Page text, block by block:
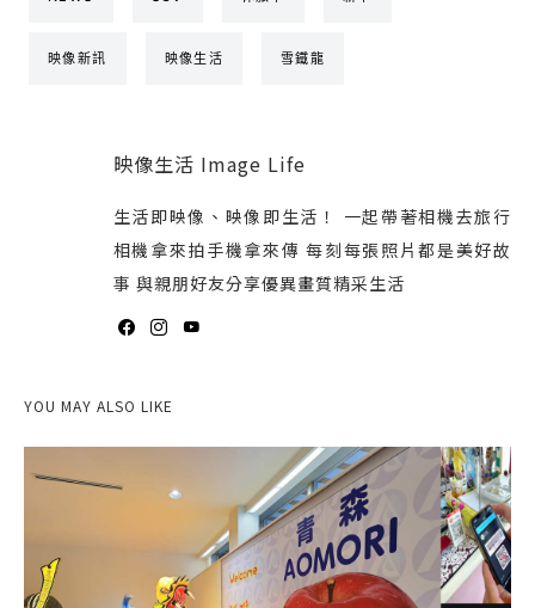
映像新訊 映像生活 雪鐵龍
映像生活 Image Life
生活即映像、映像即生活！ 一起帶著相機去旅行
相機拿來拍手機拿來傳 每刻每張照片都是美好故
事 與親朋好友分享優異畫質精采生活
YOU MAY ALSO LIKE